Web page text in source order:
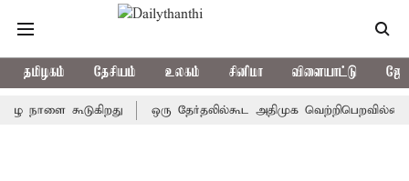
தமிழகம் தேசியம் உலகம் சினிமா விளையாட்டு
கூடுகிறது ஒரு தேர்தலில்கூட அதிமுக வெற்றிபெறவில்லை: